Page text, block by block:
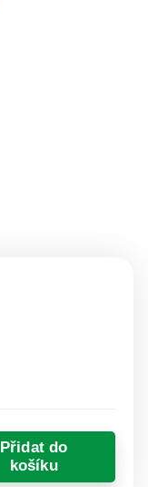
Přidat do
košíku